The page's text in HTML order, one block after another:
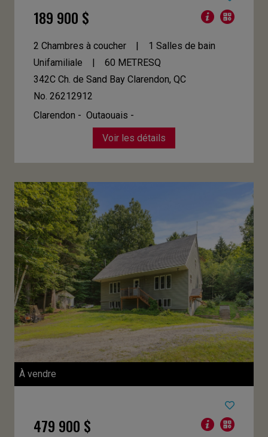
189 900 $
2 Chambres à coucher
1 Salles de bain
Unifamiliale
60 METRESQ
342C Ch. de Sand Bay Clarendon, QC
No. 26212912
Clarendon - Outaouais -
Voir les détails
À vendre
479 900 $